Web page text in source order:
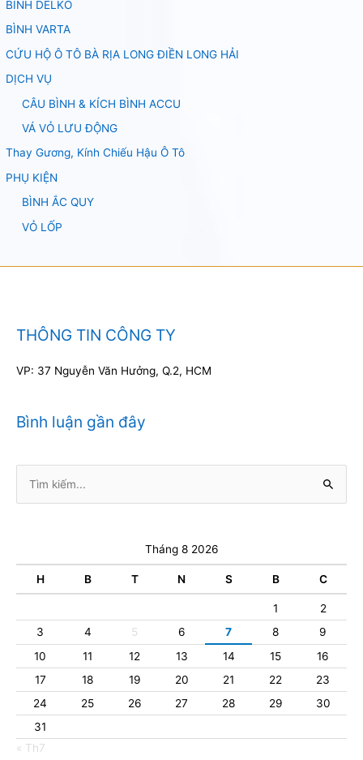
BÌNH DELKO
BÌNH VARTA
CỨU HỘ Ô TÔ BÀ RỊA LONG ĐIỀN LONG HẢI
DỊCH VỤ
CÂU BÌNH & KÍCH BÌNH ACCU
VÁ VỎ LƯU ĐỘNG
Thay Gương, Kính Chiếu Hậu Ô Tô
PHỤ KIỆN
BÌNH ẮC QUY
VỎ LỐP
THÔNG TIN CÔNG TY
VP: 37 Nguyễn Văn Hưởng, Q.2, HCM
Bình luận gần đây
kiếm:
Tháng 8 2026
H B T N S B C
1
2
3
4 5 6 7 8
9
10
11 12 13 14 15
16
17
18 19 20 21 22
23
24
25 26 27 28 29
30
31
« Th7